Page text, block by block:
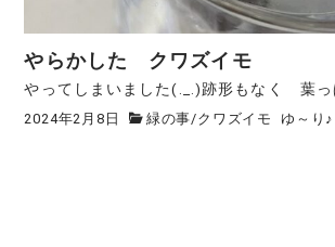
やらかした クワズイモ
やってしまいました(._.)跡形もなく 葉っ
2024年2月8日 緑の事/クワズイモ ゆ～り♪